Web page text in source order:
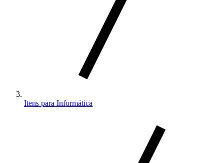
Itens para Informática